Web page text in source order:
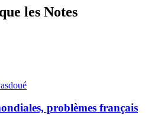
les Notes
problèmes français